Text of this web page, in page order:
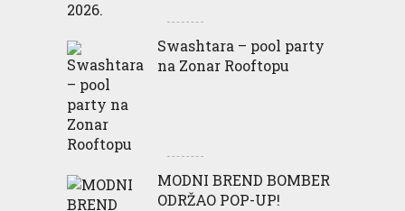
Swashtara – pool party
na Zonar Rooftopu
MODNI BREND BOMBER
ODRŽAO POP-UP!